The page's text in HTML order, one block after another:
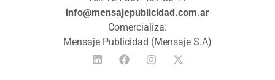
info@mensajepublicidad.com.ar
Comercializa:
Mensaje Publicidad (Mensaje S.A)